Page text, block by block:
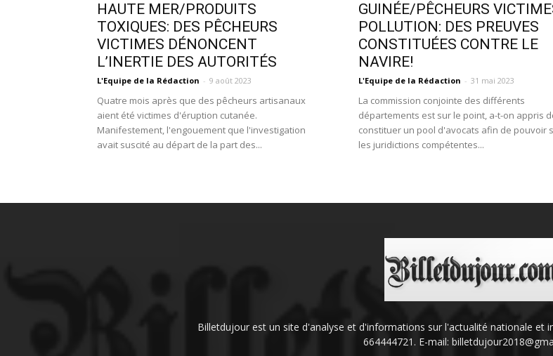
HAUTE MER/PRODUITS
TOXIQUES: DES PÊCHEURS
VICTIMES DÉNONCENT
L’INERTIE DES AUTORITÉS
L'Equipe de la Rédaction - 9 août 2023
Quatre mois après que des pêcheurs artisanaux
aient été victimes d'éruption cutanée.
Manifestement, l'engouement que l'investigation
avait suscité au départ de la part des...
GUINÉE/PÊCHEURS
POLLUTION: DES PREUVES
CONSTITUÉES CONTRE LE
NAVIRE!
L'Equipe de la Rédaction - 31 mai 2023
La commission conjointe des différents
départements est sur le point, a-t-on appris
constituer un pool d'avocats afin de pouvoir
les juridictions compétentes...
Billetdujour est un site d'analyse et d'informations sur l'actualité nationale et
664444721. E-mail: